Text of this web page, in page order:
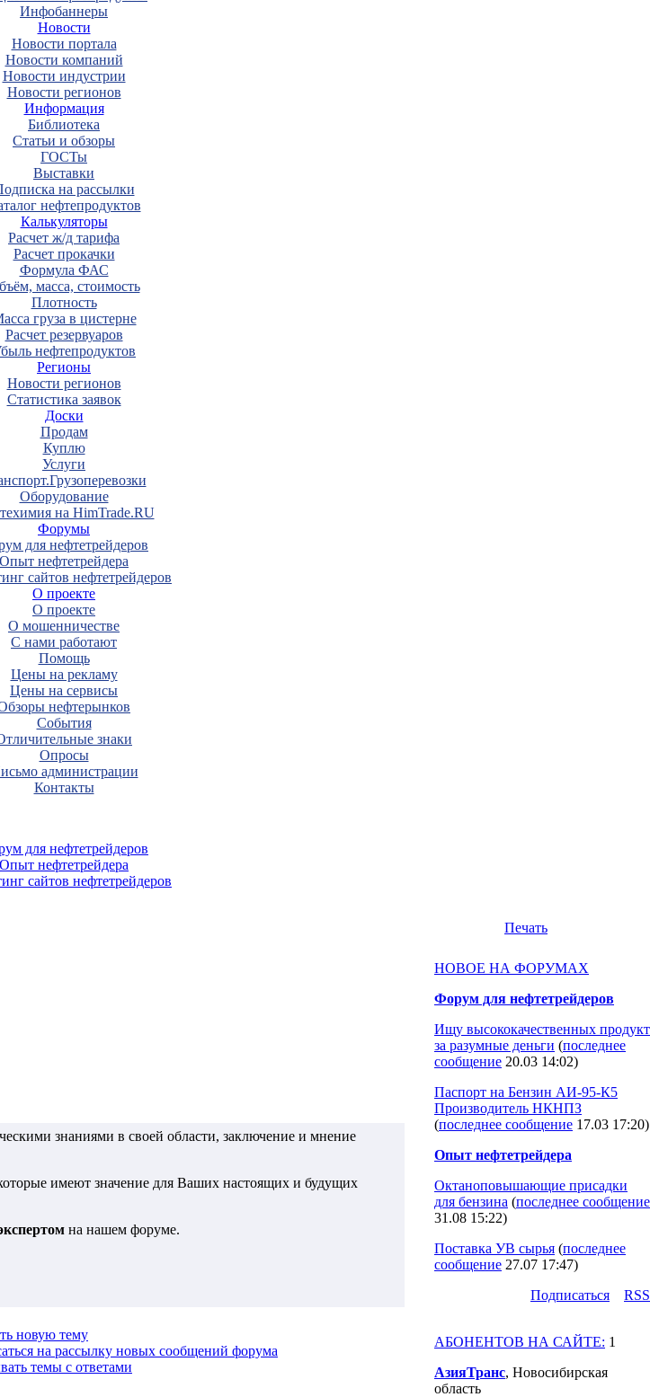
Инфобаннеры
Новости
Новости портала
Новости компаний
Новости индустрии
Новости регионов
Информация
Библиотека
Статьи и обзоры
ГОСТы
Выставки
на рассылки
нефтепродуктов
Калькуляторы
Расчет ж/д тарифа
Расчет прокачки
Формула ФАС
масса, стоимость
Плотность
груза в цистерне
Расчет резервуаров
нефтепродуктов
Регионы
Новости регионов
Статистика заявок
Доски
Продам
Куплю
Услуги
Оборудование
на HimTrade.RU
Форумы
для нефтетрейдеров
Опыт нефтетрейдера
сайтов нефтетрейдеров
О проекте
О проекте
О мошенничестве
С нами работают
Помощь
Цены на рекламу
Цены на сервисы
нефтерынков
События
знаки
Опросы
администрации
Контакты
для нефтетрейдеров
Опыт нефтетрейдера
сайтов нефтетрейдеров
Печать
знаниями в своей области, заключение и мнение
имеют значение для Ваших настоящих и будущих
на нашем форуме.
новую тему
на рассылку новых сообщений форума
темы с ответами
НОВОЕ НА ФОРУМАХ
Форум для нефтетрейдеров
Ищу высококачественных продукт
за разумные деньги (последнее
сообщение 20.03 14:02)
Паспорт на Бензин АИ-95-К5
Производитель НКНПЗ
(последнее сообщение 17.03 17:20)
Опыт нефтетрейдера
Октаноповышающие присадки
для бензина (последнее сообщение
31.08 15:22)
Поставка УВ сырья (последнее
сообщение 27.07 17:47)
Подпиcаться
RSS
АБОНЕНТОВ НА САЙТЕ: 1
АзияТранс, Новосибирская
область